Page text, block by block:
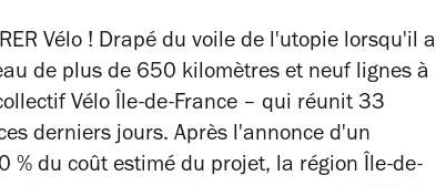
Vélo ! Drapé du voile de l'utopie lorsqu'il a
de plus de 650 kilomètres et neuf lignes à
Vélo Île-de-France – qui réunit 33
derniers jours. Après l'annonce d'un
% du coût estimé du projet, la région Île-de-